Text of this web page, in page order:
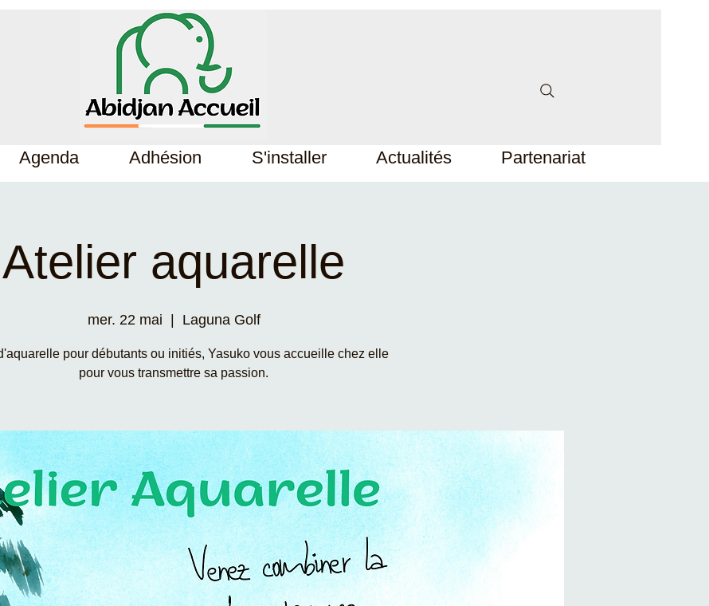
Agenda Adhésion S'installer Actualités Partenariat
Atelier aquarelle
mer. 22 mai Laguna Golf
pour débutants ou initiés, Yasuko vous accueille chez elle
pour vous transmettre sa passion.